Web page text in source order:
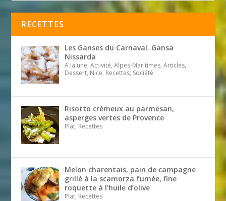
RECETTES
Les Ganses du Carnaval. Gansa
Nissarda
A la une, Activité, Alpes-Maritimes, Articles,
Dessert, Nice, Recettes, Société
Risotto crémeux au parmesan,
asperges vertes de Provence
Plat, Recettes
Melon charentais, pain de campagne
grillé à la scamorza fumée, fine
roquette à l’huile d’olive
Plat, Recettes